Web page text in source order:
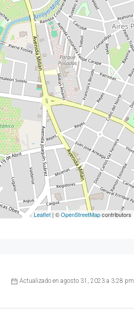
Leaflet| ©OpenStreetMapcontributors
Actualizado en agosto 31, 2023 a 3:28 pm